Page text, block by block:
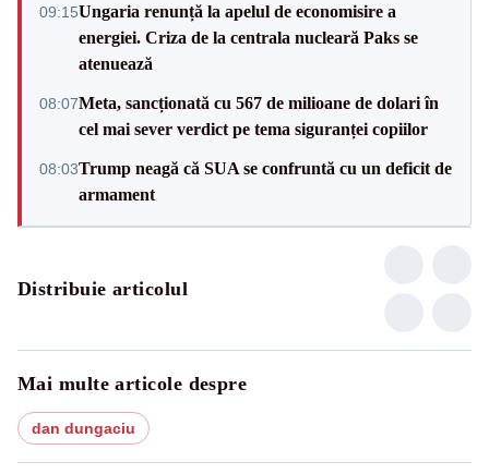
09:15Ungaria renunță la apelul de economisire a
energiei. Criza de la centrala nucleară Paks se
atenuează
08:07Meta, sancționată cu 567 de milioane de dolari în
cel mai sever verdict pe tema siguranței copiilor
08:03Trump neagă că SUA se confruntă cu un deficit de
armament
Distribuie articolul
Mai multe articole despre
dan dungaciu